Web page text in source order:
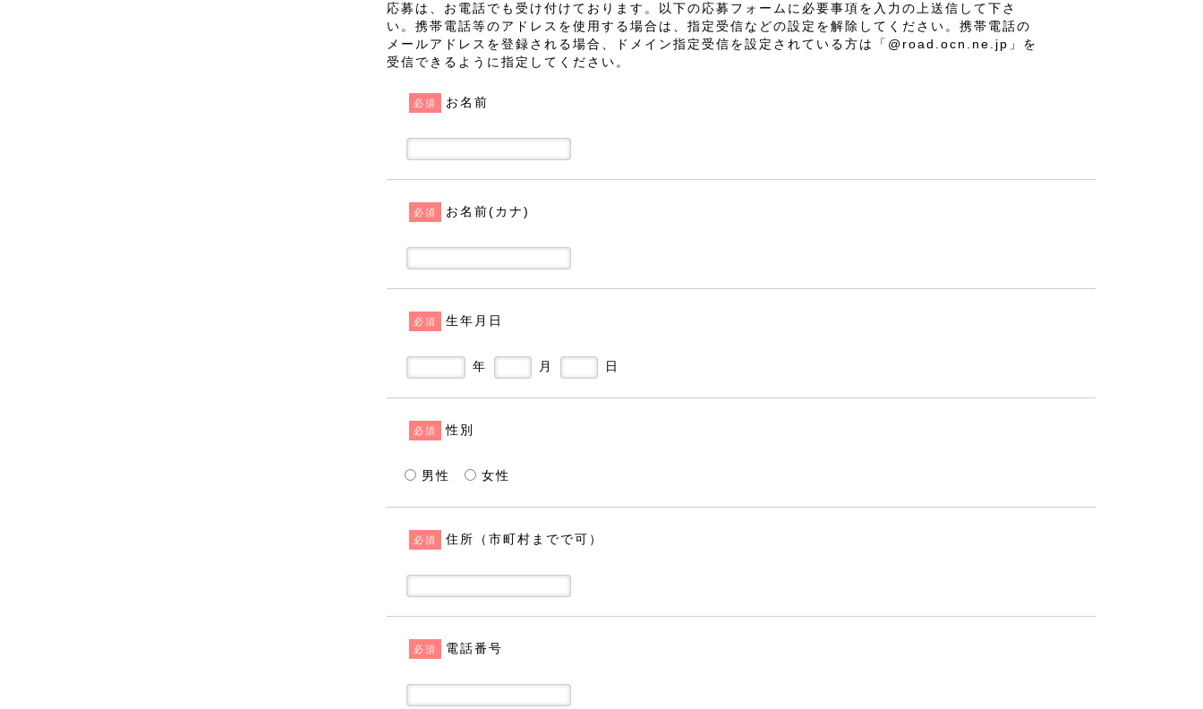
応募は、お電話でも受け付けております。以下の応募フォームに必要事項を入力の上送信して下さ
い。携帯電話等のアドレスを使用する場合は、指定受信などの設定を解除してください。携帯電話の
メールアドレスを登録される場合、ドメイン指定受信を設定されている方は「@road.ocn.ne.jp」を
受信できるように指定してください。
必須 お名前
必須 お名前(カナ)
必須 生年月日
年 月 日
必須 性別
男性 女性
必須 住所（市町村までで可）
必須 電話番号